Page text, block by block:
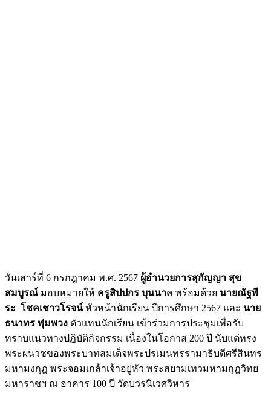
วันเสาร์ที่ 6 กรกฎาคม พ.ศ. 2567 ผู้อำนวยการสุกัญญา สุข
สมบูรณ์ มอบหมายให้ ครูสิปปกร บุนนาค พร้อมด้วย นายณัฐพี
ระ โชคเชาวโรจน์หัวหน้านักเรียน ปีการศึกษา 2567 และ นาย
ธนาทร พุ่มพวง ตัวแทนนักเรียน เข้าร่วมการประชุมเพื่อรับ
ทราบแนวทางปฏิบัติกิจกรรม เนื่องในโอกาส 200 ปี นับแต่ทรง
พระผนวชของพระบาทสมเด็จพระปรเมนทรรามาธิบดีศรีสินทร
มหามงกุฎ พระจอมเกล้าเจ้าอยู่หัว พระสยามเทวมหามกุฎวิทย
มหาราชฯ ณ อาคาร 100 ปี วัดบวรนิเวศวิหาร